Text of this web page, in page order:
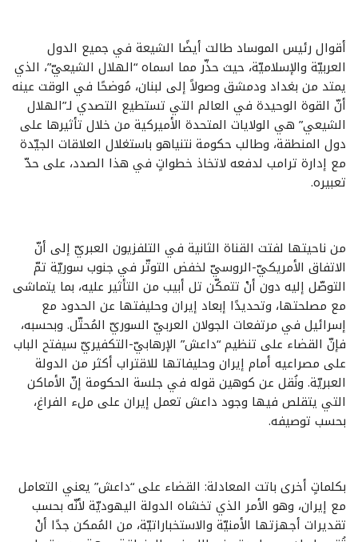
أقوال رئيس الموساد طالت أيضًا الشيعة في جميع الدول
العربيّة والإسلاميّة، حيث حذّر مما اسماه “الهلال الشيعيّ”، الذي
يمتد من بغداد ودمشق وصولاً إلى لبنان، مُوضحًا في الوقت عينه
أنّ القوة الوحيدة في العالم التي تستطيع التصدي لـ”الهلال
الشيعي” هي الولايات المتحدة الأميركية من خلال تأثيرها على
دول المنطقة، وطالب حكومة نتنياهو باستغلال العلاقات الجيّدة
مع إدارة ترامب لدفعه لاتخاذ خطواتٍ في هذا الصدد، على حدّ
تعبيره.
من ناحيتها لفتت القناة الثانية في التلفزيون العبريّ إلى أنّ
الاتفاق الأمريكيّ-الروسيّ لخفض التوتّر في جنوب سوريّة تمّ
التوصّل إليه دون أنْ تتمكّن تل أبيب من التأثير عليه، بما يتماشى
مع مصلحتها، وتحديدًا إبعاد إيران وحليفتها عن الحدود مع
إسرائيل في مرتفعات الجولان العربيّ السوريّ المُحتّل. وبحسبه،
فإنّ القضاء على تنظيم “داعش” الإرهابيّ-التكفيريّ سيفتح الباب
على مصراعيه أمام إيران وحليفاتها للاقتراب أكثر من الدولة
العبريّة. ونُقل عن كوهين قوله في جلسة الحكومة إنّ الأماكن
التي يتقلص فيها وجود داعش تعمل إيران على ملء الفراغ،
بحسب توصيفه.
بكلماتٍ أخرى باتت المعادلة: القضاء على “داعش” يعني التعامل
مع إيران، وهو الأمر الذي تخشاه الدولة اليهوديّة لأنّه بحسب
تقديرات أجهزتها الأمنيّة والاستخباراتيّة، من المُمكن جدًا أنْ